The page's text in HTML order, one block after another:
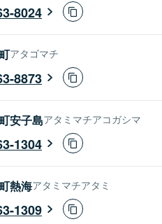
8024
アタゴマチ
8873
安子島アタミマチアコガシマ
1304
熱海アタミマチアタミ
1309